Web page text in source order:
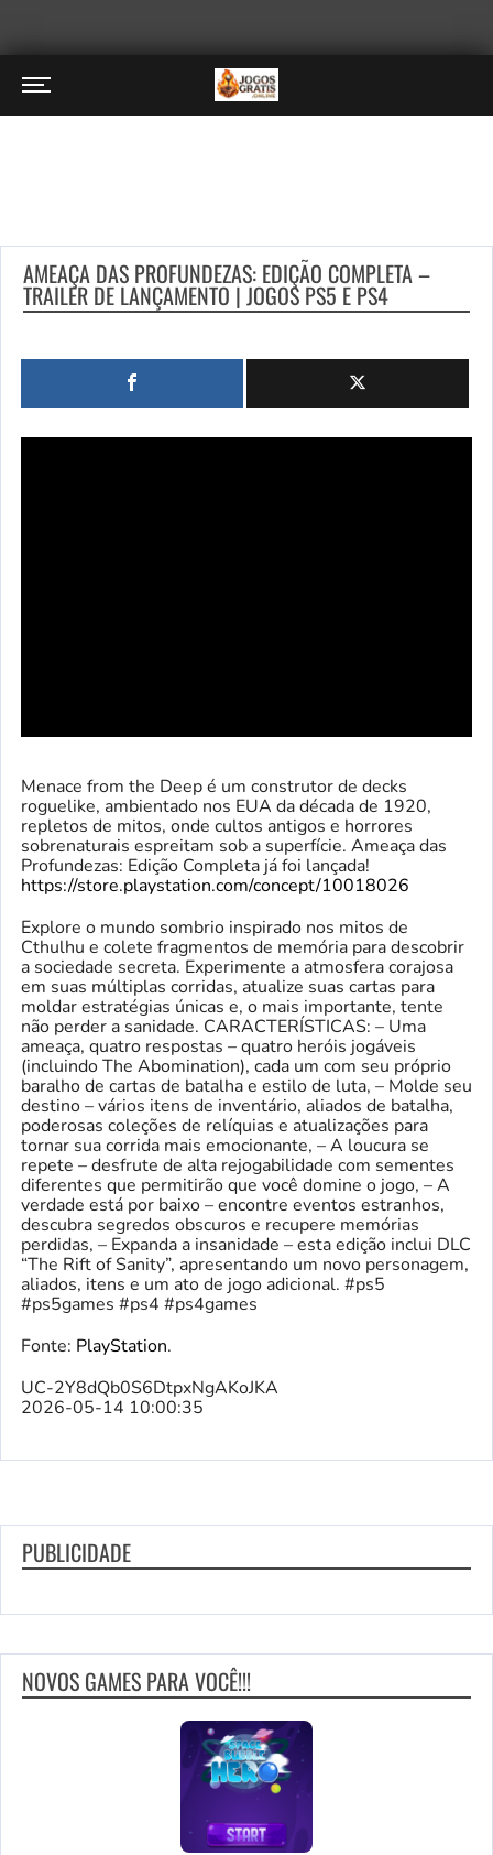
AMEAÇA DAS PROFUNDEZAS: EDIÇÃO COMPLETA –
TRAILER DE LANÇAMENTO | JOGOS PS5 E PS4
Menace from the Deep é um construtor de decks
roguelike, ambientado nos EUA da década de 1920,
repletos de mitos, onde cultos antigos e horrores
sobrenaturais espreitam sob a superfície. Ameaça das
Profundezas: Edição Completa já foi lançada!
https://store.playstation.com/concept/10018026
Explore o mundo sombrio inspirado nos mitos de
Cthulhu e colete fragmentos de memória para descobrir
a sociedade secreta. Experimente a atmosfera corajosa
em suas múltiplas corridas, atualize suas cartas para
moldar estratégias únicas e, o mais importante, tente
não perder a sanidade. CARACTERÍSTICAS: – Uma
ameaça, quatro respostas – quatro heróis jogáveis
(incluindo The Abomination), cada um com seu próprio
baralho de cartas de batalha e estilo de luta, – Molde seu
destino – vários itens de inventário, aliados de batalha,
poderosas coleções de relíquias e atualizações para
tornar sua corrida mais emocionante, – A loucura se
repete – desfrute de alta rejogabilidade com sementes
diferentes que permitirão que você domine o jogo, – A
verdade está por baixo – encontre eventos estranhos,
descubra segredos obscuros e recupere memórias
perdidas, – Expanda a insanidade – esta edição inclui DLC
“The Rift of Sanity”, apresentando um novo personagem,
aliados, itens e um ato de jogo adicional. #ps5
#ps5games #ps4 #ps4games
Fonte: PlayStation.
UC-2Y8dQb0S6DtpxNgAKoJKA
2026-05-14 10:00:35
PUBLICIDADE
NOVOS GAMES PARA VOCÊ!!!